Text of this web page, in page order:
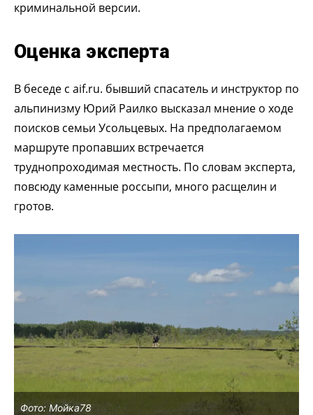
криминальной версии.
Оценка эксперта
В беседе с aif.ru. бывший спасатель и инструктор по
альпинизму Юрий Раилко высказал мнение о ходе
поисков семьи Усольцевых. На предполагаемом
маршруте пропавших встречается
труднопроходимая местность. По словам эксперта,
повсюду каменные россыпи, много расщелин и
гротов.
Фото: Мойка78